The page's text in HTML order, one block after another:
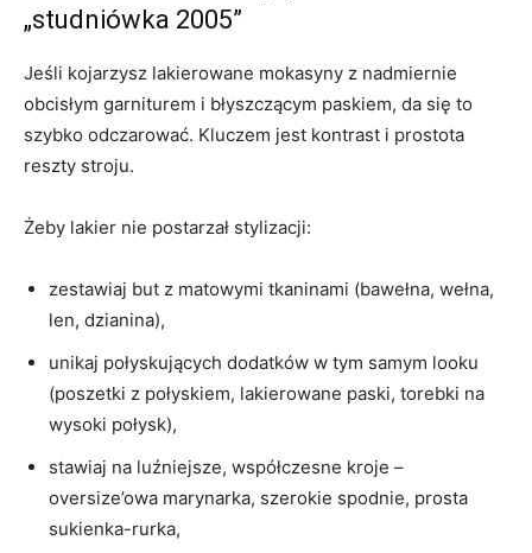
„studniówka 2005”
Jeśli kojarzysz lakierowane mokasyny z nadmiernie
obcisłym garniturem i błyszczącym paskiem, da się to
szybko odczarować. Kluczem jest kontrast i prostota
reszty stroju.
Żeby lakier nie postarzał stylizacji:
zestawiaj but z matowymi tkaninami (bawełna, wełna,
len, dzianina),
unikaj połyskujących dodatków w tym samym looku
(poszetki z połyskiem, lakierowane paski, torebki na
wysoki połysk),
stawiaj na luźniejsze, współczesne kroje –
oversize’owa marynarka, szerokie spodnie, prosta
sukienka-rurka,